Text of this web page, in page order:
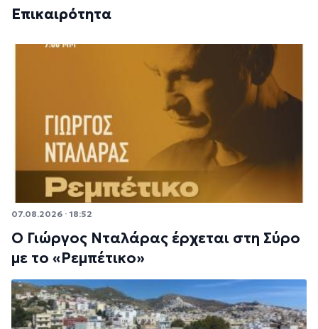
Επικαιρότητα
07.08.2026 · 18:52
Ο Γιώργος Νταλάρας έρχεται στη Σύρο
με το «Ρεμπέτικο»